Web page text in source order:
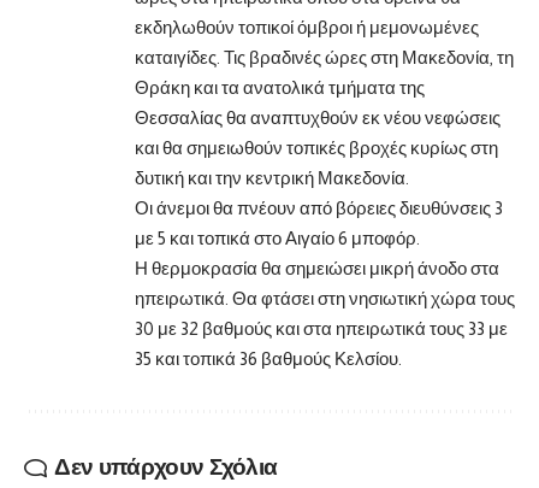
εκδηλωθούν τοπικοί όμβροι ή μεμονωμένες
καταιγίδες. Τις βραδινές ώρες στη Μακεδονία, τη
Θράκη και τα ανατολικά τμήματα της
Θεσσαλίας θα αναπτυχθούν εκ νέου νεφώσεις
και θα σημειωθούν τοπικές βροχές κυρίως στη
δυτική και την κεντρική Μακεδονία.
Οι άνεμοι θα πνέουν από βόρειες διευθύνσεις 3
με 5 και τοπικά στο Αιγαίο 6 μποφόρ.
Η θερμοκρασία θα σημειώσει μικρή άνοδο στα
ηπειρωτικά. Θα φτάσει στη νησιωτική χώρα τους
30 με 32 βαθμούς και στα ηπειρωτικά τους 33 με
35 και τοπικά 36 βαθμούς Κελσίου.
Δεν υπάρχουν Σχόλια